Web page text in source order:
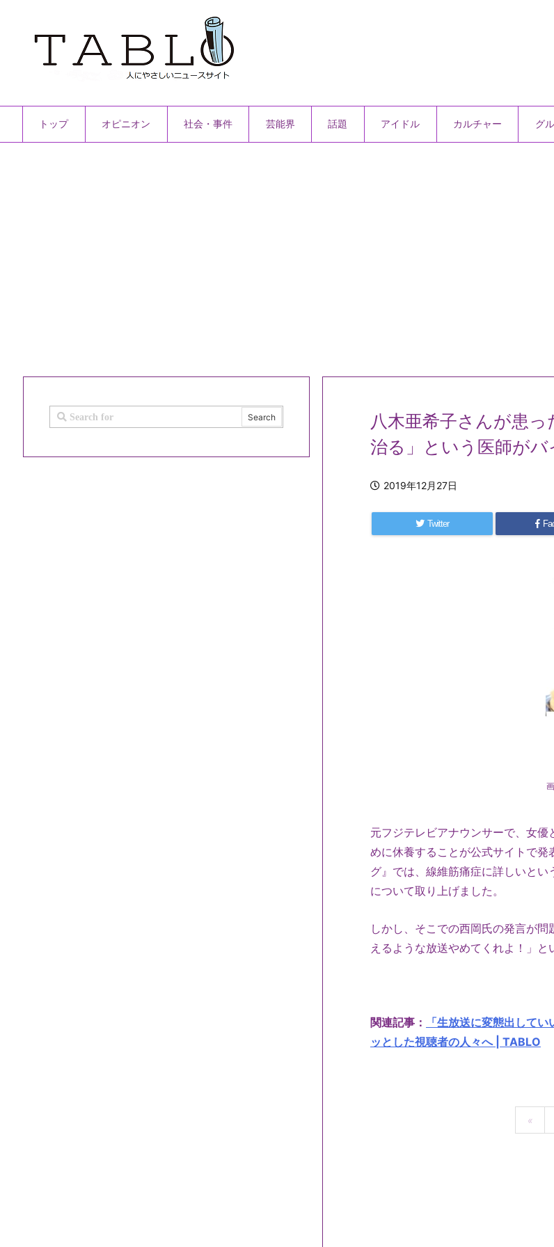
トップ オピニオン 社会・事件 芸能界 話題 アイドル カルチャー グ
八木亜希子さんが患
治る」という医師が
2019年12月27日
Twitter
元フジテレビアナウンサーで、女
めに休養することが公式サイトで
グ』では、線維筋痛症に詳しいと
について取り上げました。
しかし、そこでの西岡氏の発言が
えるような放送やめてくれよ！」と
関連記事：
「生放送に変態出して
ッとした視聴者の人々へ | TABLO
«